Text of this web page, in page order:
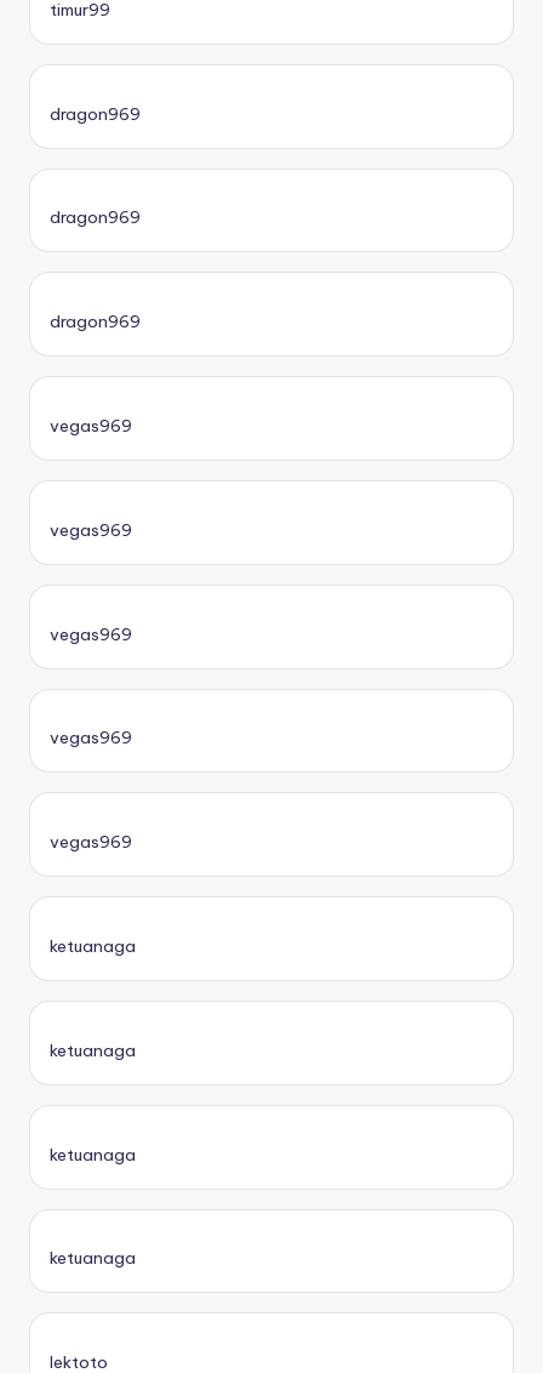
timur99
dragon969
dragon969
dragon969
vegas969
vegas969
vegas969
vegas969
vegas969
ketuanaga
ketuanaga
ketuanaga
ketuanaga
lektoto